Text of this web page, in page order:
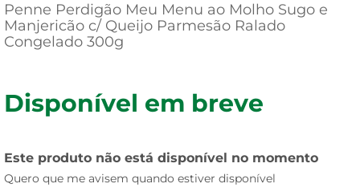
Penne Perdigão Meu Menu ao Molho Sugo e
Manjericão c/ Queijo Parmesão Ralado
Congelado 300g
Disponível em breve
Este produto não está disponível no momento
Quero que me avisem quando estiver disponível